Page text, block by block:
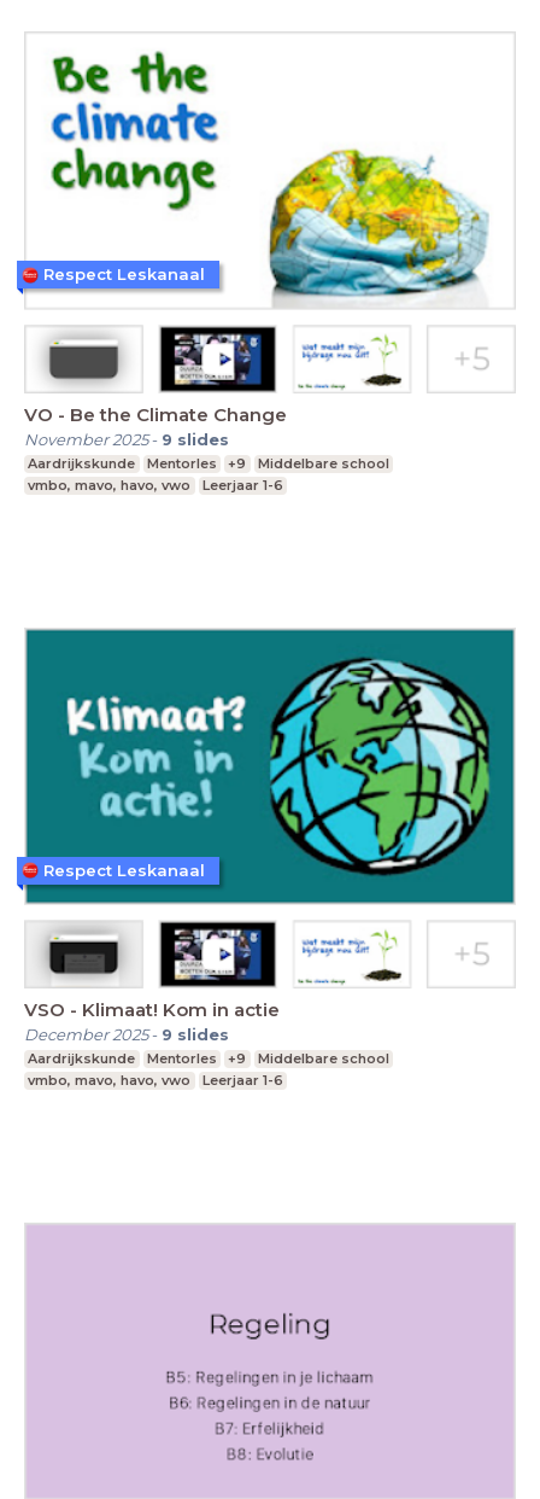
VO - Be the Climate Change
November 2025- 9 slides
Aardrijkskunde Mentorles +9
Middelbare school
vmbo, mavo, havo, vwo
Leerjaar 1-6
Respect Leskanaal
VSO - Klimaat! Kom in actie
December 2025- 9 slides
Aardrijkskunde Mentorles +9
Middelbare school
vmbo, mavo, havo, vwo
Leerjaar 1-6
Respect Leskanaal